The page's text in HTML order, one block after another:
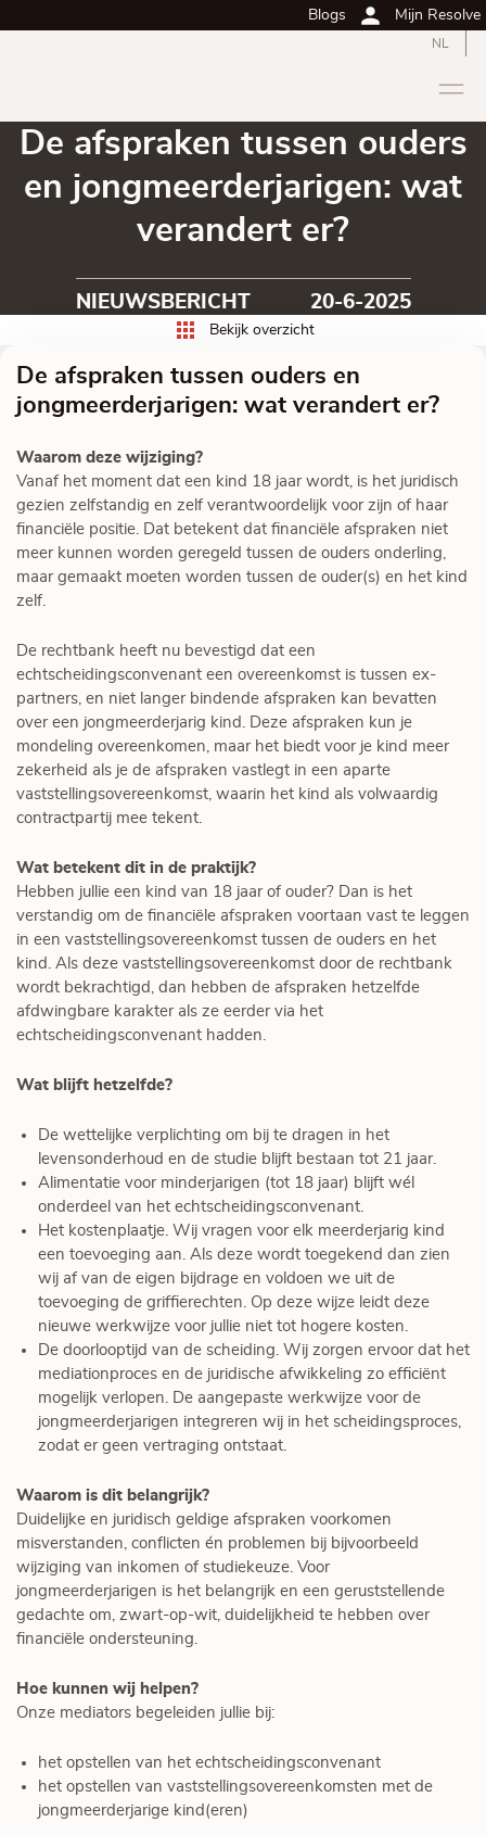
Blogs Mijn Resolve
NL
De afspraken tussen ouders
en jongmeerderjarigen: wat
verandert er?
NIEUWSBERICHT 20-6-2025
Bekijk overzicht
De afspraken tussen ouders en
jongmeerderjarigen: wat verandert er?
Waarom deze wijziging?
Vanaf het moment dat een kind 18 jaar wordt, is het juridisch
gezien zelfstandig en zelf verantwoordelijk voor zijn of haar
financiële positie. Dat betekent dat financiële afspraken niet
meer kunnen worden geregeld tussen de ouders onderling,
maar gemaakt moeten worden tussen de ouder(s) en het kind
zelf.
De rechtbank heeft nu bevestigd dat een
echtscheidingsconvenant een overeenkomst is tussen ex-
partners, en niet langer bindende afspraken kan bevatten
over een jongmeerderjarig kind. Deze afspraken kun je
mondeling overeenkomen, maar het biedt voor je kind meer
zekerheid als je de afspraken vastlegt in een aparte
vaststellingsovereenkomst, waarin het kind als volwaardig
contractpartij mee tekent.
Wat betekent dit in de praktijk?
Hebben jullie een kind van 18 jaar of ouder? Dan is het
verstandig om de financiële afspraken voortaan vast te leggen
in een vaststellingsovereenkomst tussen de ouders en het
kind. Als deze vaststellingsovereenkomst door de rechtbank
wordt bekrachtigd, dan hebben de afspraken hetzelfde
afdwingbare karakter als ze eerder via het
echtscheidingsconvenant hadden.
Wat blijft hetzelfde?
De wettelijke verplichting om bij te dragen in het
levensonderhoud en de studie blijft bestaan tot 21 jaar.
Alimentatie voor minderjarigen (tot 18 jaar) blijft wél
onderdeel van het echtscheidingsconvenant.
Het kostenplaatje. Wij vragen voor elk meerderjarig kind
een toevoeging aan. Als deze wordt toegekend dan zien
wij af van de eigen bijdrage en voldoen we uit de
toevoeging de griffierechten. Op deze wijze leidt deze
nieuwe werkwijze voor jullie niet tot hogere kosten.
De doorlooptijd van de scheiding. Wij zorgen ervoor dat het
mediationproces en de juridische afwikkeling zo efficiënt
mogelijk verlopen. De aangepaste werkwijze voor de
jongmeerderjarigen integreren wij in het scheidingsproces,
zodat er geen vertraging ontstaat.
Waarom is dit belangrijk?
Duidelijke en juridisch geldige afspraken voorkomen
misverstanden, conflicten én problemen bij bijvoorbeeld
wijziging van inkomen of studiekeuze. Voor
jongmeerderjarigen is het belangrijk en een geruststellende
gedachte om, zwart-op-wit, duidelijkheid te hebben over
financiële ondersteuning.
Hoe kunnen wij helpen?
Onze mediators begeleiden jullie bij:
het opstellen van het echtscheidingsconvenant
het opstellen van vaststellingsovereenkomsten met de
jongmeerderjarige kind(eren)